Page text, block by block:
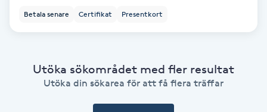
Coachning
Cryoterapi
Betala senare Certifikat Presentkort
Utöka sökområdet med fler resultat
Utöka din sökarea för att få flera träffar